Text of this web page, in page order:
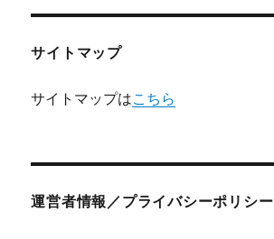
サイトマップ
サイトマップはこちら
運営者情報／プライバシーポリシー